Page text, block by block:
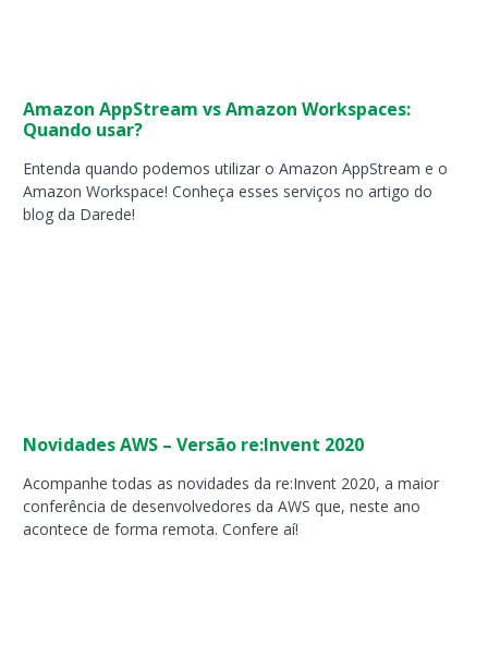
Amazon AppStream vs Amazon Workspaces:
Quando usar?
Entenda quando podemos utilizar o Amazon AppStream e o
Amazon Workspace! Conheça esses serviços no artigo do
blog da Darede!
Novidades AWS – Versão re:Invent 2020
Acompanhe todas as novidades da re:Invent 2020, a maior
conferência de desenvolvedores da AWS que, neste ano
acontece de forma remota. Confere aí!